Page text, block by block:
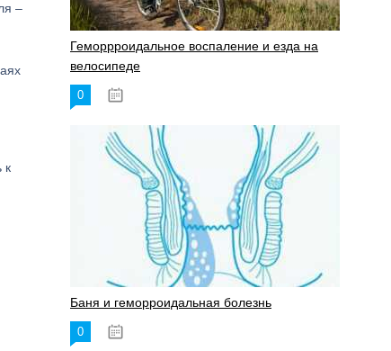
–
к
Геморрроидальное воспаление и езда на
велосипеде
0
Баня и геморроидальная болезнь
0